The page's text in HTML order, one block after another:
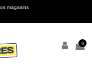
magasins
0